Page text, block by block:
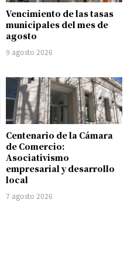
Vencimiento de las tasas
municipales del mes de
agosto
9 agosto 2026
Centenario de la Cámara
de Comercio:
Asociativismo
empresarial y desarrollo
local
7 agosto 2026